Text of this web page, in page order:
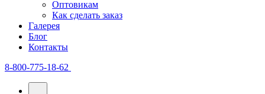
Оптовикам
Как сделать заказ
Галерея
Блог
Контакты
8-800-775-18-62